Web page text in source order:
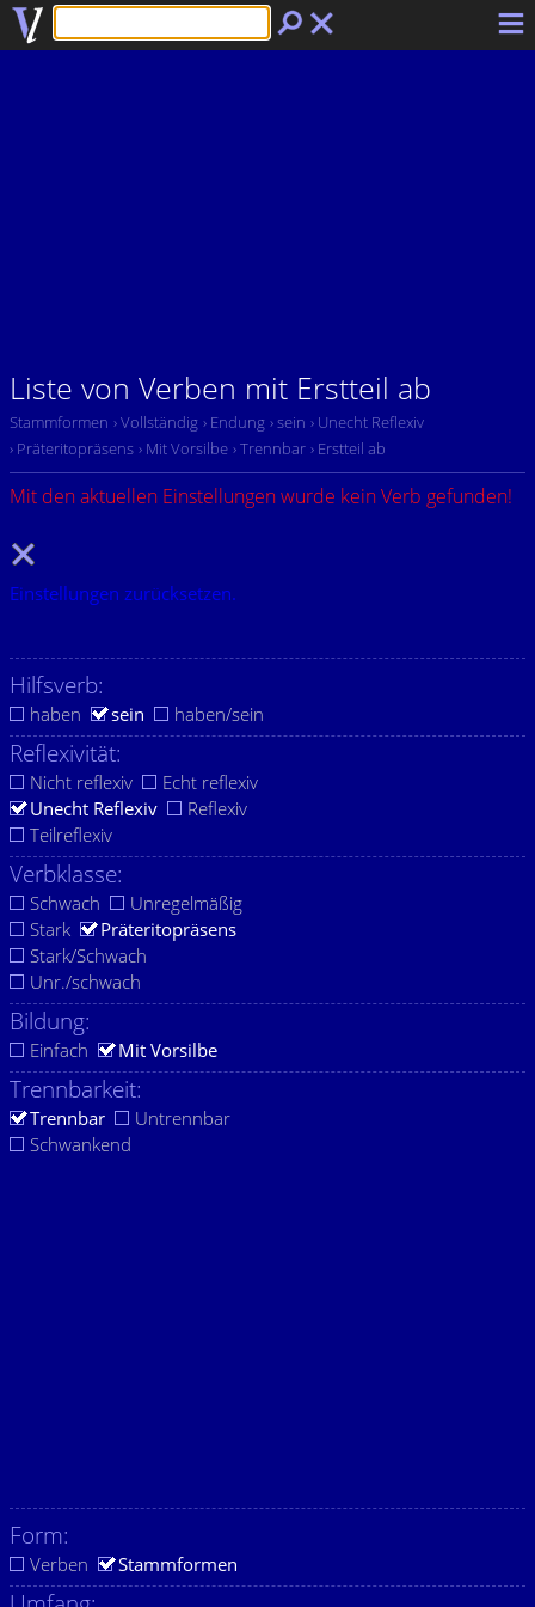
Liste von Verben mit Erstteil ab
Stammformen › Vollständig › Endung › sein › Unecht Reflexiv
› Präteritopräsens › Mit Vorsilbe › Trennbar › Erstteil ab
Mit den aktuellen Einstellungen wurde kein Verb gefunden!
Einstellungen zurücksetzen.
Hilfsverb:
haben sein haben/sein
Reflexivität:
Nicht reflexiv
Echt reflexiv
Unecht Reflexiv
Reflexiv
Teilreflexiv
Verbklasse:
Schwach
Unregelmäßig
Stark
Präteritopräsens
Stark/Schwach
Unr./schwach
Bildung:
Einfach Mit Vorsilbe
Trennbarkeit:
Trennbar
Untrennbar
Schwankend
Form:
Verben Stammformen